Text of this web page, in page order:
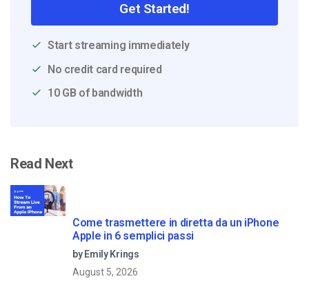
Get Started!
Start streaming immediately
No credit card required
10 GB of bandwidth
Read Next
Come trasmettere in diretta da un iPhone
Apple in 6 semplici passi
by Emily Krings
August 5, 2026